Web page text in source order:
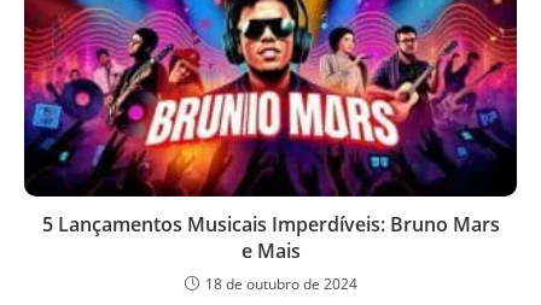
5 Lançamentos Musicais Imperdíveis: Bruno Mars
e Mais
18 de outubro de 2024